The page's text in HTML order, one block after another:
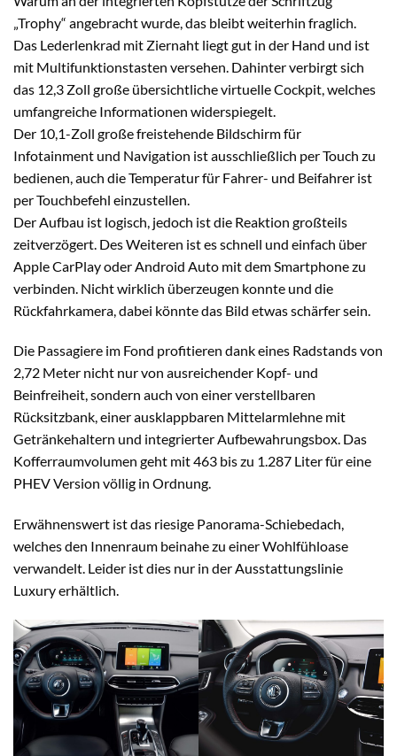
„Trophy“ angebracht wurde, das bleibt weiterhin fraglich.
Das Lederlenkrad mit Ziernaht liegt gut in der Hand und ist
mit Multifunktionstasten versehen. Dahinter verbirgt sich
das 12,3 Zoll große übersichtliche virtuelle Cockpit, welches
umfangreiche Informationen widerspiegelt.
Der 10,1-Zoll große freistehende Bildschirm für
Infotainment und Navigation ist ausschließlich per Touch zu
bedienen, auch die Temperatur für Fahrer- und Beifahrer ist
per Touchbefehl einzustellen.
Der Aufbau ist logisch, jedoch ist die Reaktion großteils
zeitverzögert. Des Weiteren ist es schnell und einfach über
Apple CarPlay oder Android Auto mit dem Smartphone zu
verbinden. Nicht wirklich überzeugen konnte und die
Rückfahrkamera, dabei könnte das Bild etwas schärfer sein.
Die Passagiere im Fond profitieren dank eines Radstands von
2,72 Meter nicht nur von ausreichender Kopf- und
Beinfreiheit, sondern auch von einer verstellbaren
Rücksitzbank, einer ausklappbaren Mittelarmlehne mit
Getränkehaltern und integrierter Aufbewahrungsbox. Das
Kofferraumvolumen geht mit 463 bis zu 1.287 Liter für eine
PHEV Version völlig in Ordnung.
Erwähnenswert ist das riesige Panorama-Schiebedach,
welches den Innenraum beinahe zu einer Wohlfühloase
verwandelt. Leider ist dies nur in der Ausstattungslinie
Luxury erhältlich.